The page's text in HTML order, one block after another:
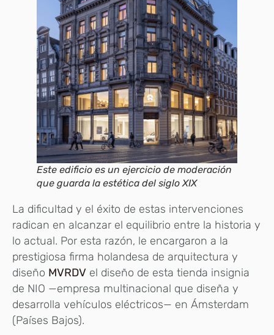
Este edificio es un ejercicio de moderación
que guarda la estética del siglo XIX
La dificultad y el éxito de estas intervenciones
radican en alcanzar el equilibrio entre la historia y
lo actual. Por esta razón, le encargaron a la
prestigiosa firma holandesa de arquitectura y
diseño MVRDV el diseño de esta tienda insignia
de NIO —empresa multinacional que diseña y
desarrolla vehículos eléctricos— en Ámsterdam
(Países Bajos).